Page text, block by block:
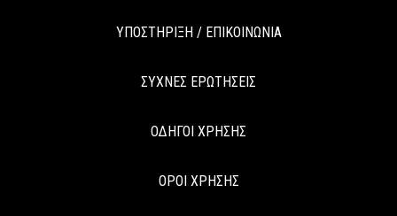
ΥΠΟΣΤΗΡΙΞΗ / ΕΠΙΚΟΙΝΩΝΙΑ
ΣΥΧΝΕΣ ΕΡΩΤΗΣΕΙΣ
ΟΔΗΓΟΙ ΧΡΗΣΗΣ
ΟΡΟΙ ΧΡΗΣΗΣ